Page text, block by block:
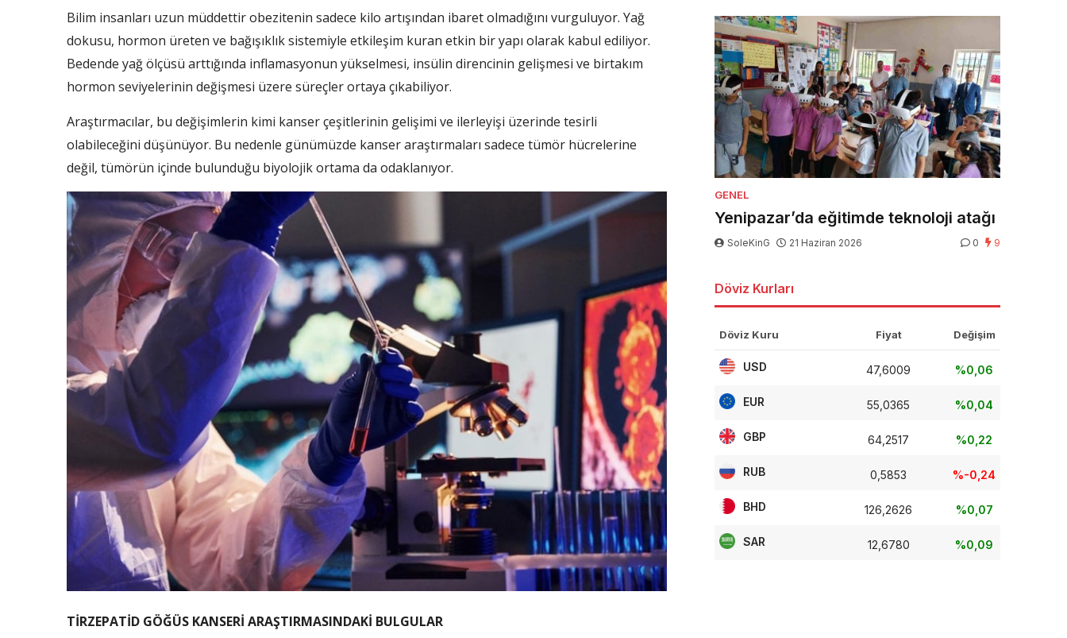
Bilim insanları uzun müddettir obezitenin sadece kilo artışından ibaret olmadığını vurguluyor. Yağ
dokusu, hormon üreten ve bağışıklık sistemiyle etkileşim kuran etkin bir yapı olarak kabul ediliyor.
Bedende yağ ölçüsü arttığında inflamasyonun yükselmesi, insülin direncinin gelişmesi ve birtakım
hormon seviyelerinin değişmesi üzere süreçler ortaya çıkabiliyor.
Araştırmacılar, bu değişimlerin kimi kanser çeşitlerinin gelişimi ve ilerleyişi üzerinde tesirli
olabileceğini düşünüyor. Bu nedenle günümüzde kanser araştırmaları sadece tümör hücrelerine
değil, tümörün içinde bulunduğu biyolojik ortama da odaklanıyor.
TİRZEPATİD GÖĞÜS KANSERİ ARAŞTIRMASINDAKİ BULGULAR
GENEL
Yenipazar’da eğitimde teknoloji atağı
SoleKinG 21 Haziran 2026 0 9
Döviz Kurları
Döviz Kuru Fiyat Değişim
USD 47,6009 %0,06
EUR 55,0365 %0,04
GBP 64,2517 %0,22
RUB 0,5853 %-0,24
BHD 126,2626 %0,07
SAR 12,6780 %0,09